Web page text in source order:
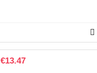
€13.47